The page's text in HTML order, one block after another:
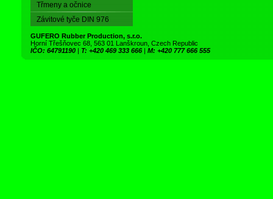
Třmeny a očnice
Závitové tyče DIN 976
GUFERO Rubber Production, s.r.o.
Horní Třešňovec 68, 563 01 Lanškroun, Czech Republic
IČO: 64791190 | T: +420 469 333 666 | M: +420 777 666 555